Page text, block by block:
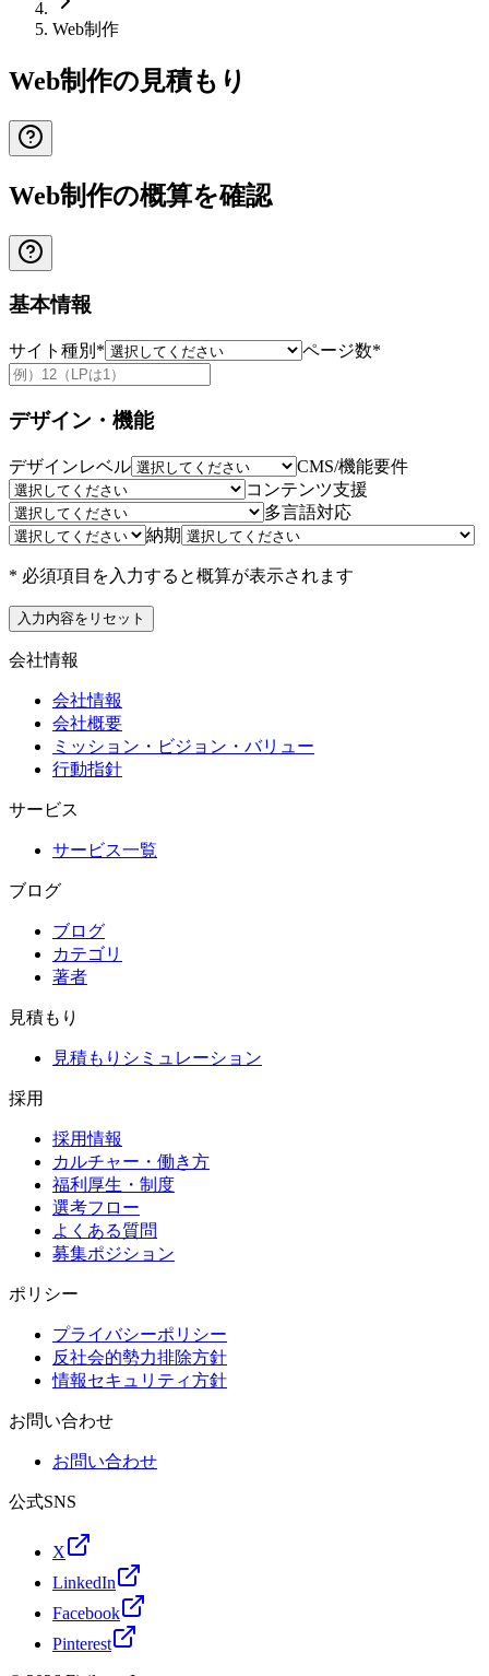
Web制作
Web制作の見積もり
Web制作の概算を確認
基本情報
サイト種別 * ページ数*
デザイン・機能
デザインレベル
CMS/機能要件
コンテンツ支援
多言語対応
納期
* 必須項目を入力すると概算が表示されます
入力内容をリセット
会社情報
会社情報
会社概要
ミッション・ビジョン・バリュー
行動指針
サービス
サービス一覧
ブログ
ブログ
カテゴリ
著者
見積もり
見積もりシミュレーション
採用
採用情報
カルチャー・働き方
福利厚生・制度
選考フロー
よくある質問
募集ポジション
ポリシー
プライバシーポリシー
反社会的勢力排除方針
情報セキュリティ方針
お問い合わせ
お問い合わせ
公式SNS
X
LinkedIn
Facebook
Pinterest